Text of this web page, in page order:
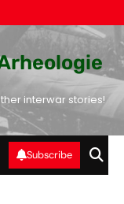
interwar stories!
Subscribe